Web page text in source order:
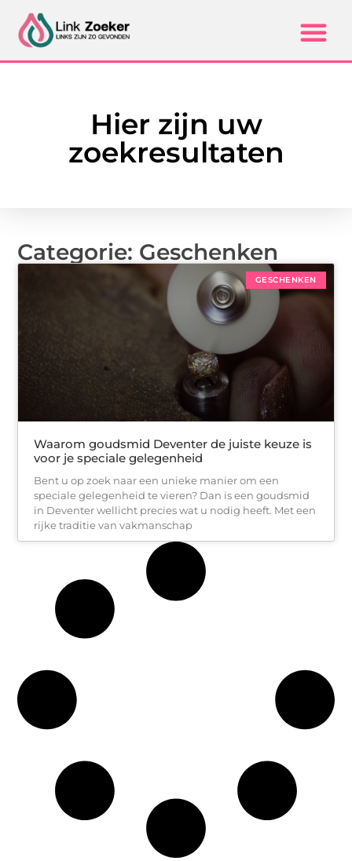
Hier zijn uw
zoekresultaten
Categorie: Geschenken
GESCHENKEN
Waarom goudsmid Deventer de juiste keuze is
voor je speciale gelegenheid
Bent u op zoek naar een unieke manier om een
speciale gelegenheid te vieren? Dan is een goudsmid
in Deventer wellicht precies wat u nodig heeft. Met een
rijke traditie van vakmanschap